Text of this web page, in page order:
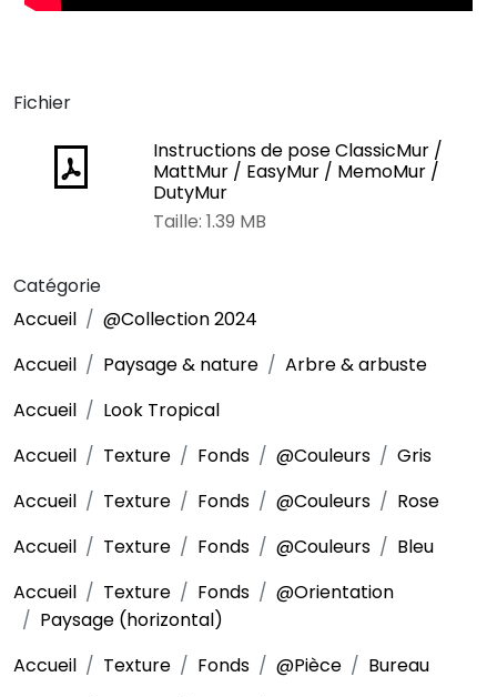
Fichier
Instructions de pose ClassicMur /
MattMur / EasyMur / MemoMur /
DutyMur
Taille: 1.39 MB
Catégorie
Accueil
@Collection 2024
Accueil
Paysage & nature
Arbre & arbuste
Accueil
Look Tropical
Accueil
Texture Fonds @Couleurs
Gris
Accueil
Texture Fonds @Couleurs
Rose
Accueil
Texture Fonds @Couleurs
Bleu
Accueil
Texture Fonds
@Orientation
Paysage (horizontal)
Accueil
Texture Fonds @Pièce
Bureau